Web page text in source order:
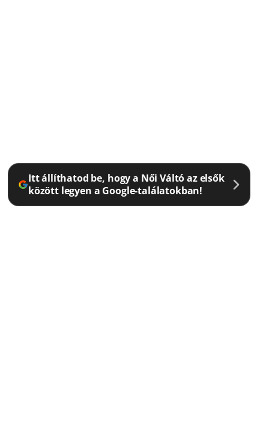
Itt állíthatod be, hogy a Női Váltó az elsők
között legyen a Google-találatokban!